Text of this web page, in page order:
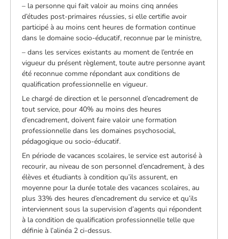
– la personne qui fait valoir au moins cinq années
d’études post-primaires réussies, si elle certifie avoir
participé à au moins cent heures de formation continue
dans le domaine socio-éducatif, reconnue par le ministre,
– dans les services existants au moment de l’entrée en
vigueur du présent règlement, toute autre personne ayant
été reconnue comme répondant aux conditions de
qualification professionnelle en vigueur.
Le chargé de direction et le personnel d’encadrement de
tout service, pour 40% au moins des heures
d’encadrement, doivent faire valoir une formation
professionnelle dans les domaines psychosocial,
pédagogique ou socio-éducatif.
En période de vacances scolaires, le service est autorisé à
recourir, au niveau de son personnel d’encadrement, à des
élèves et étudiants à condition qu’ils assurent, en
moyenne pour la durée totale des vacances scolaires, au
plus 33% des heures d’encadrement du service et qu’ils
interviennent sous la supervision d’agents qui répondent
à la condition de qualification professionnelle telle que
définie à l’alinéa 2 ci-dessus.